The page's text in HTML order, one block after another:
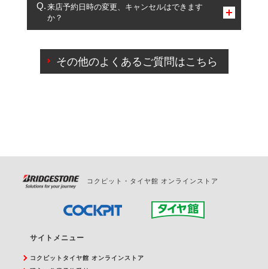
複数サービスのご予約は可能です。
一部の商品・サービスの組み合わせに限り、同時にご予約が
出来ないものもございます。
来店予約日時の変更、キャンセルはできます
か？
ご来店予約日の3営業日前を過ぎている場合のご予約
の日時変更につきましては、直接ご予約の店舗まで
その他のよくあるご質問はこちら
コクピット・タイヤ館 オンラインストア
サイトメニュー
コクピットタイヤ館 オンラインストア